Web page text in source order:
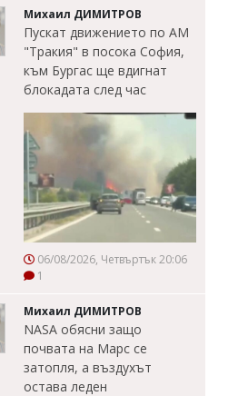
Михаил ДИМИТРОВ
Пускат движението по АМ
"Тракия" в посока София,
към Бургас ще вдигнат
блокадата след час
06/08/2026, Четвъртък 20:06
1
Михаил ДИМИТРОВ
NASA обясни защо
почвата на Марс се
затопля, а въздухът
остава леден